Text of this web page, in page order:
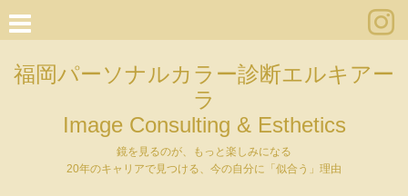
福岡パーソナルカラー診断エルキアー
ラ
Image Consulting & Esthetics
鏡を見るのが、もっと楽しみになる
20年のキャリアで見つける、今の自分に「似合う」理由